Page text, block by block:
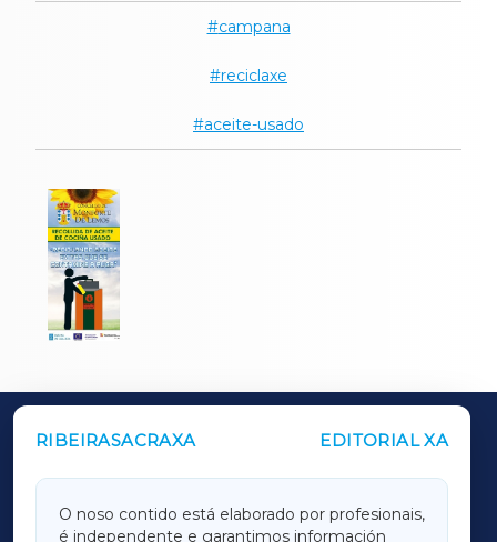
campana
reciclaxe
aceite-usado
RIBEIRASACRAXA EDITORIAL XA
O noso contido está elaborado por profesionais,
é independente e garantimos información
OUTROS PERIÓDICOS